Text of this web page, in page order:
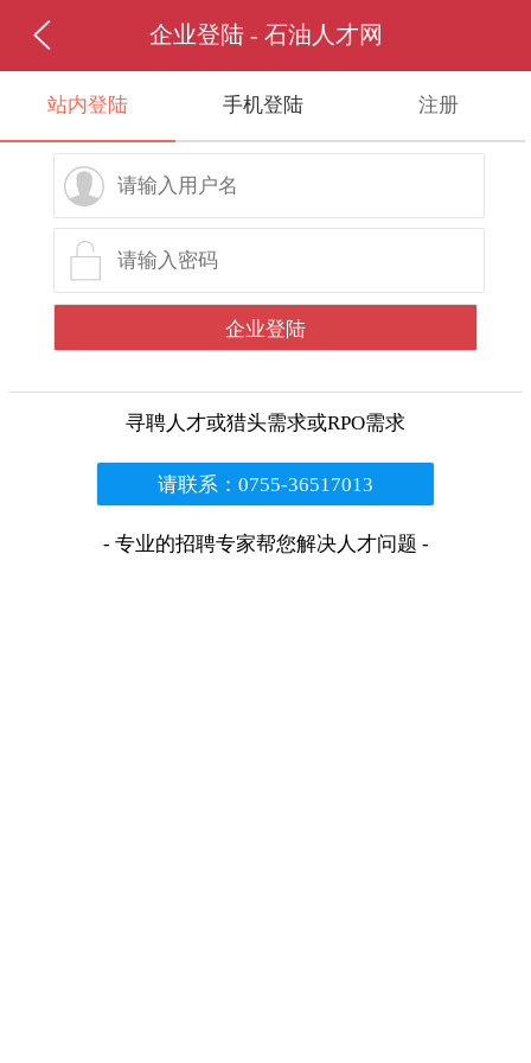
企业登陆 - 石油人才网
站内登陆 手机登陆 注册
寻聘人才或猎头需求或RPO需求
请联系：0755-36517013
- 专业的招聘专家帮您解决人才问题 -